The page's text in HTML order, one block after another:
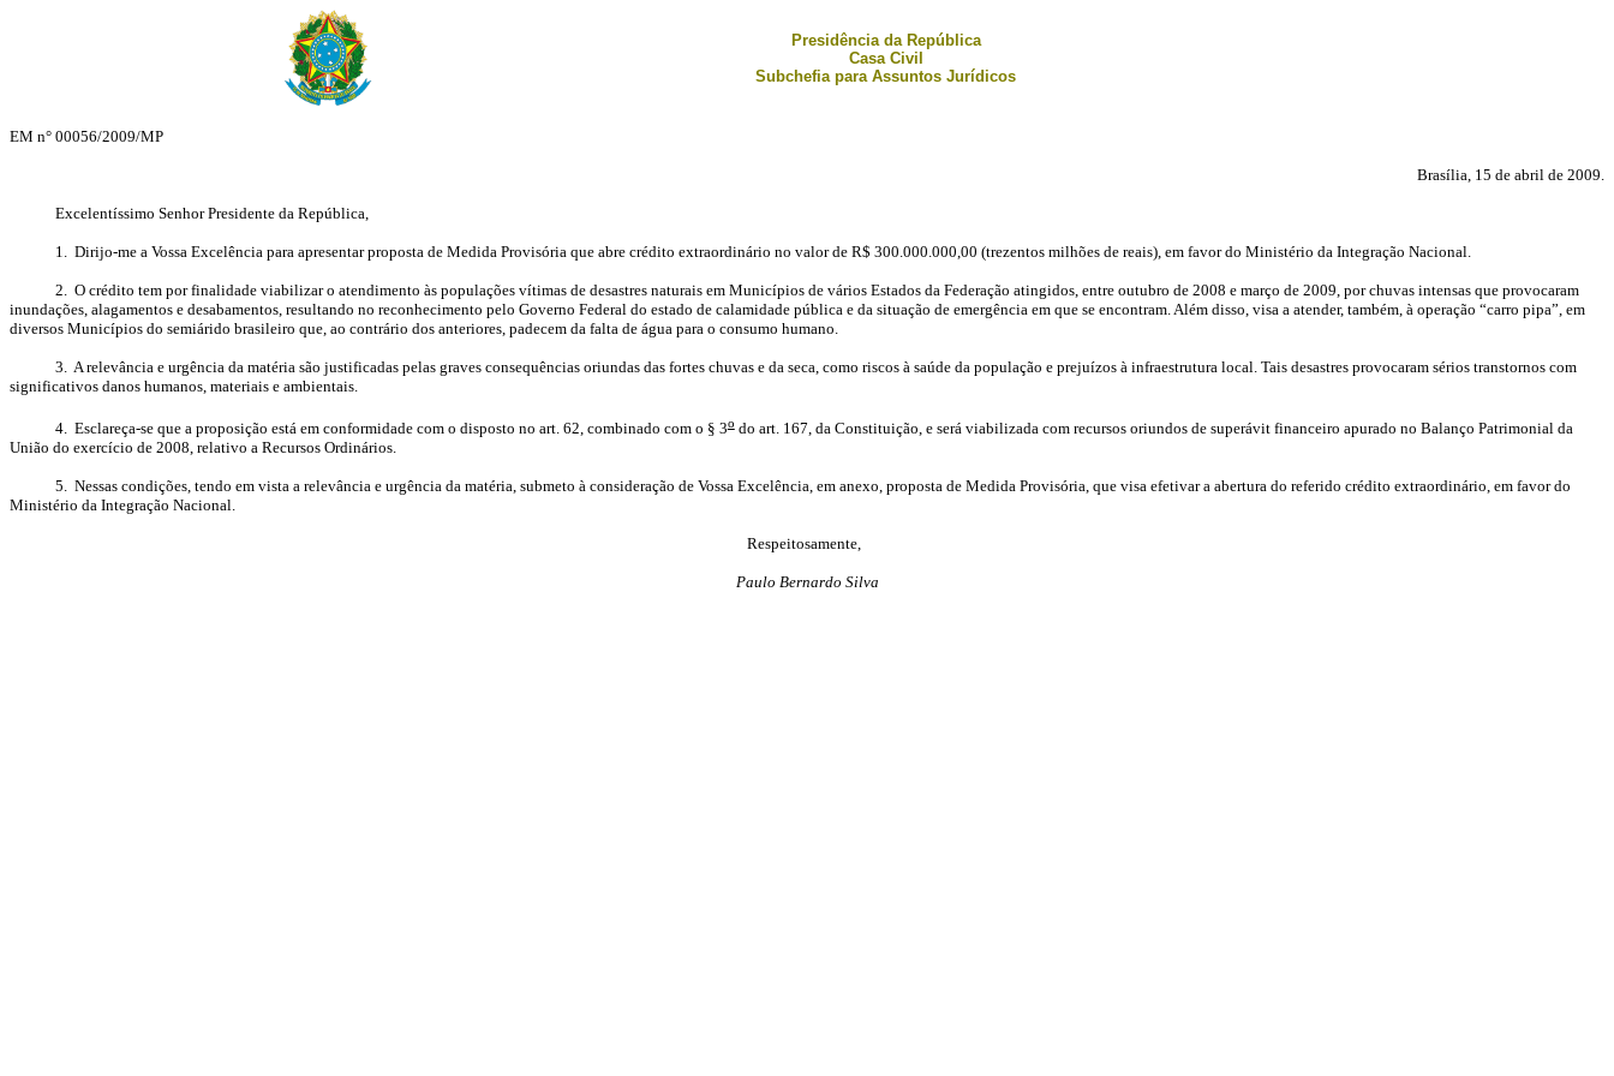
Presidência da República
Casa Civil
Subchefia para Assuntos Jurídicos
EM n° 00056/2009/MP
Brasília, 15 de abril de 2009.
Excelentíssimo Senhor Presidente da República,
1. Dirijo-me a Vossa Excelência para apresentar proposta de Medida Provisória que abre crédito extraordinário no valor de R$ 300.000.000,00 (trezentos milhões de reais), em favor do Ministério da Integração Nacional.
2. O crédito tem por finalidade viabilizar o atendimento às populações vítimas de desastres naturais em Municípios de vários Estados da Federação atingidos, entre outubro de 2008 e março de 2009, por chuvas intensas que provocaram
inundações, alagamentos e desabamentos, resultando no reconhecimento pelo Governo Federal do estado de calamidade pública e da situação de emergência em que se encontram. Além disso, visa a atender, também, à operação “carro pipa”, em
diversos Municípios do semiárido brasileiro que, ao contrário dos anteriores, padecem da falta de água para o consumo humano.
3. A relevância e urgência da matéria são justificadas pelas graves consequências oriundas das fortes chuvas e da seca, como riscos à saúde da população e prejuízos à infraestrutura local. Tais desastres provocaram sérios transtornos com
significativos danos humanos, materiais e ambientais.
4. Esclareça-se que a proposição está em conformidade com o disposto no art. 62, combinado com o § 3odo art. 167, da Constituição, e será viabilizada com recursos oriundos de superávit financeiro apurado no Balanço Patrimonial da
União do exercício de 2008, relativo a Recursos Ordinários.
5. Nessas condições, tendo em vista a relevância e urgência da matéria, submeto à consideração de Vossa Excelência, em anexo, proposta de Medida Provisória, que visa efetivar a abertura do referido crédito extraordinário, em favor do
Ministério da Integração Nacional.
Respeitosamente,
Paulo Bernardo Silva